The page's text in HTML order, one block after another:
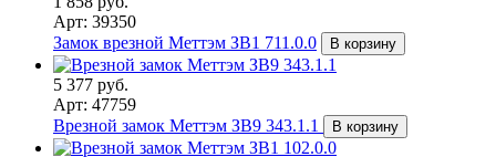
Арт: 39350
Замок врезной Меттэм ЗВ1 711.0.0
В корзину
5 377 руб.
Арт: 47759
Врезной замок Меттэм ЗВ9 343.1.1
В корзину